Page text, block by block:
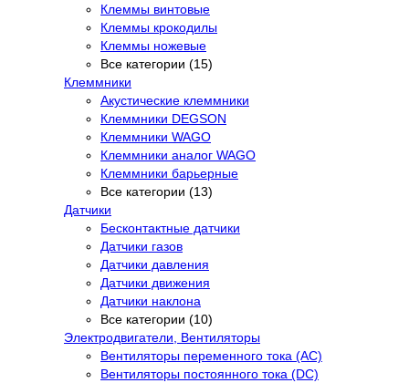
Клеммы винтовые
Клеммы крокодилы
Клеммы ножевые
Все категории (15)
Клеммники
Акустические клеммники
Клеммники DEGSON
Клеммники WAGO
Клеммники аналог WAGO
Клеммники барьерные
Все категории (13)
Датчики
Бесконтактные датчики
Датчики газов
Датчики давления
Датчики движения
Датчики наклона
Все категории (10)
Электродвигатели, Вентиляторы
Вентиляторы переменного тока (AC)
Вентиляторы постоянного тока (DC)